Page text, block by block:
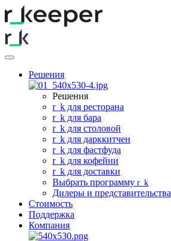
Решения
Решения
r_ k для ресторана
r_ k для бара
r_ k для столовой
r_ k для дарккитчен
r_ k для фастфуда
r_ k для кофейни
r_ k для доставки
Выбрать программу r k
Дилеры и представительства
Стоимость
Поддержка
Компания